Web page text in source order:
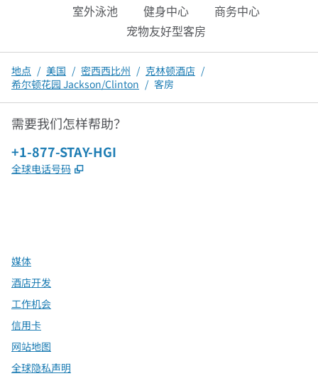
室外泳池
健身中心
商务中心
宠物友好型客房
地点 / 美国 / 密西西比州 / 克林顿酒店 /
希尔顿花园 Jackson/Clinton / 客房
需要我们怎样帮助？
电话：
+1-877-STAY-HGI
全球电话号码 ,
媒体
酒店开发
工作机会
信用卡
网站地图
全球隐私声明